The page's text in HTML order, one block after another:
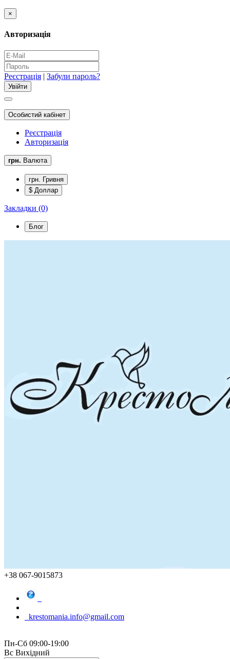
×
Авторизація
Реєстрація | Забули пароль?
Особистий кабінет
Реєстрація
Авторизація
грн. Валюта
грн. Гривня
$ Доллар
Закладки (0)
Блог
+38 067-9015873
krestomania.info@gmail.com
Пн-Сб 09:00-19:00
Вс Вихідний